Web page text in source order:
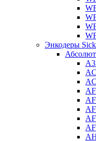
Энкодеры Sick